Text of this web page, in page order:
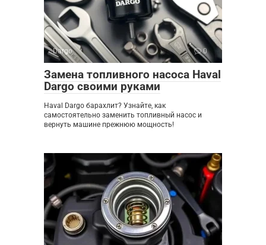
Dargo 0
Замена топливного насоса Haval
Dargo своими руками
Haval Dargo барахлит? Узнайте, как
самостоятельно заменить топливный насос и
вернуть машине прежнюю мощность!